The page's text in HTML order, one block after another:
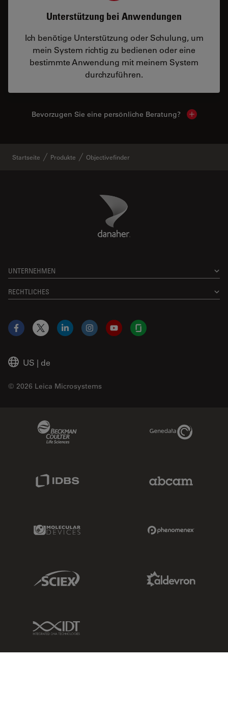
Unterstützung bei Anwendungen
Ich benötige Unterstützung oder Schulung, um
mein System richtig zu bedienen oder eine
bestimmte Anwendung mit meinem System
durchzuführen.
Bevorzugen Sie eine persönliche Beratung? Show
Startseite Produkte Objectivefinder
Danaher Logo
UNTERNEHMEN
RECHTLICHES
US | de
© 2026 Leica Microsystems
Facebook
X LinkedInInstagramYouTubeGlassdoor
Genedata Link
Molecular Devices Link
Sciex Link
IDT Link